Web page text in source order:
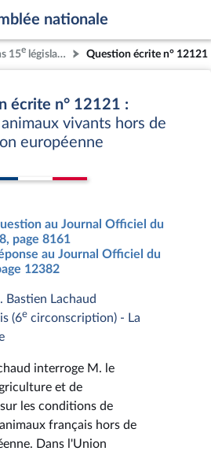
nationale
15e législature Question écrite n° 12121
écrite n° 12121 :
vivants hors de
européenne
au Journal Officiel du
page 8161
au Journal Officiel du
12382
Bastien Lachaud
(6e circonscription) - La
interroge M. le
et de
les conditions de
français hors de
Dans l'Union